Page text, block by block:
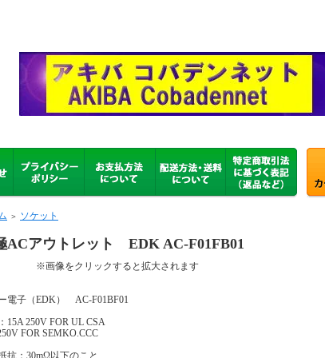
＞ ソケット
ACアウトレット EDK AC-F01FB01
をクリックすると拡大されます
電子（EDK） AC-F01BF01
15A 250V FOR UL CSA
FOR SEMKO.CCC
抗：30mΩ以下のこと